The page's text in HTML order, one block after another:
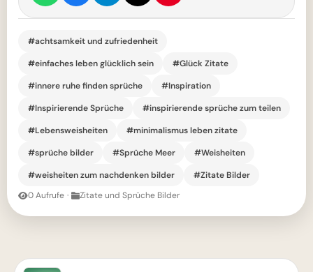
#achtsamkeit und zufriedenheit
#einfaches leben glücklich sein
#Glück Zitate
#innere ruhe finden sprüche
#Inspiration
#Inspirierende Sprüche
#inspirierende sprüche zum teilen
#Lebensweisheiten
#minimalismus leben zitate
#sprüche bilder
#Sprüche Meer
#Weisheiten
#weisheiten zum nachdenken bilder
#Zitate Bilder
0 Aufrufe · Zitate und Sprüche Bilder